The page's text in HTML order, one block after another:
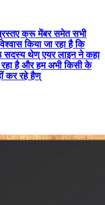
क्रू मेंबर समेत सभी
किया जा रहा है कि
थेण् एयर लाइन ने कहा
रहा है और हम अभी किसी के
कर रहे हैण्